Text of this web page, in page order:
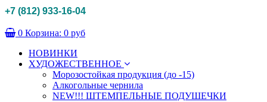
+7 (812) 933-16-04
0 Корзина: 0 руб
НОВИНКИ
ХУДОЖЕСТВЕННОЕ
Морозостойкая продукция (до -15)
Алкогольные чернила
NEW!!! ШТЕМПЕЛЬНЫЕ ПОДУШЕЧКИ